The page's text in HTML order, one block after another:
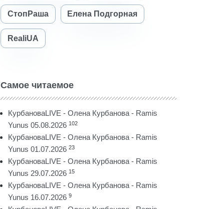
СтопРаша Елена Подгорная
RealiUA
Самое читаемое
КурбановаLIVE - Олена Курбанова - Ramis
Yunus 05.08.2026 102
КурбановаLIVE - Олена Курбанова - Ramis
Yunus 01.07.2026 23
КурбановаLIVE - Олена Курбанова - Ramis
Yunus 29.07.2026 15
КурбановаLIVE - Олена Курбанова - Ramis
Yunus 16.07.2026 9